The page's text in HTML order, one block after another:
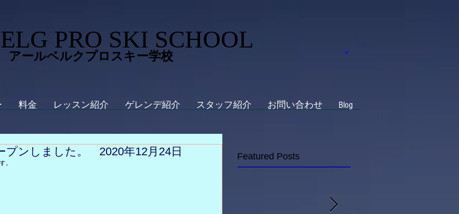
PRO SKI SCHOOL
ールベルクプロスキー学校
料金 レッスン紹介 ゲレンデ紹介 スタッフ紹介 お問い合わせ Blog
プンしました。 2020年12月24日
。
Featured Posts